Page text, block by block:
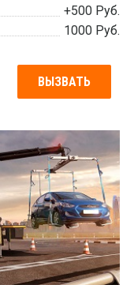
+500 Руб.
1000 Руб.
ВЫЗВАТЬ